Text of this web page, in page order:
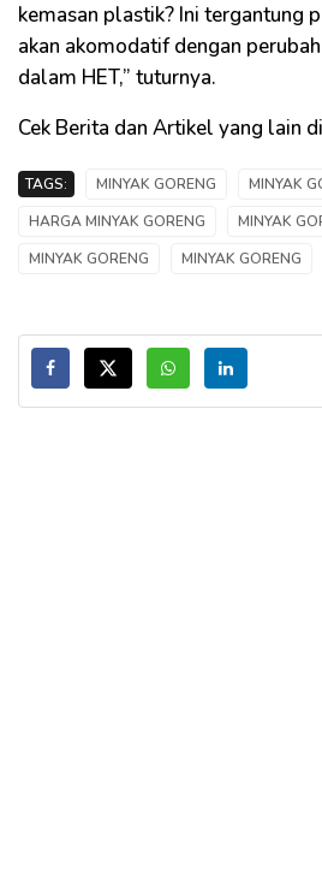
kemasan plastik? Ini tergantung
akan akomodatif dengan
dalam HET,” tuturnya.
Cek Berita dan Artikel yang lain di
TAGS: MINYAK GORENG
MINYAK
HARGA MINYAK GORENG
MINYAK
MINYAK GORENG
MINYAK GORENG